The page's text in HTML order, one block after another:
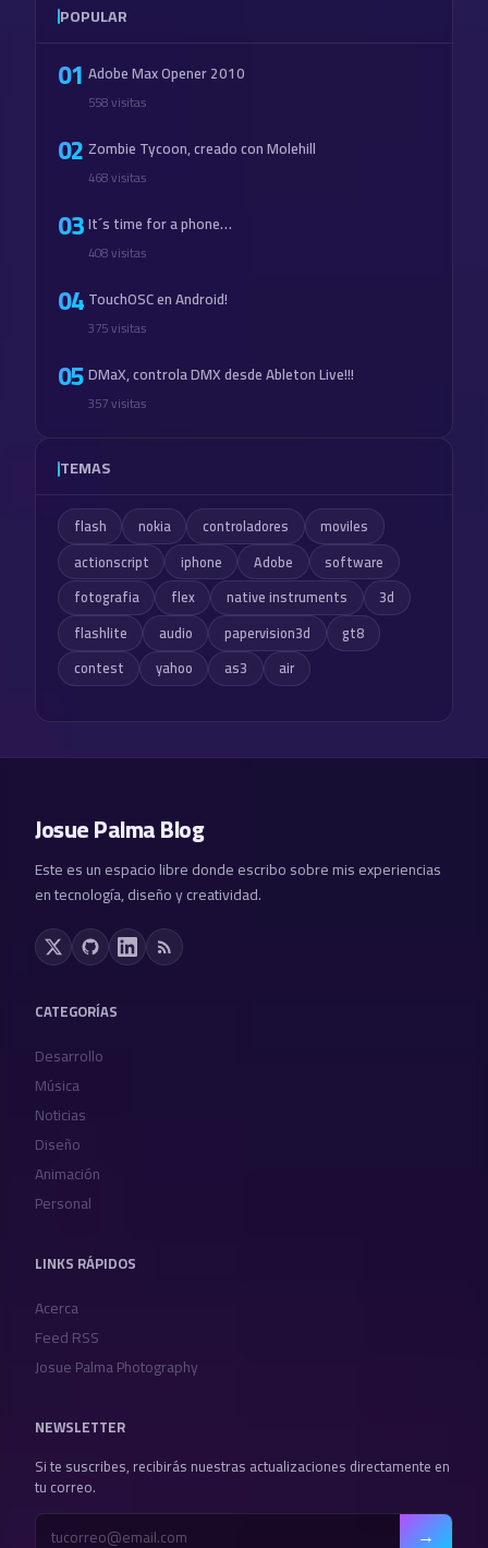
POPULAR
01 Adobe Max Opener 2010
558 visitas
02Zombie Tycoon, creado con Molehill
468 visitas
03It´s time for a phone…
408 visitas
04TouchOSC en Android!
375 visitas
05DMaX, controla DMX desde Ableton Live!!!
357 visitas
TEMAS
flash nokia controladores
moviles
actionscript
iphone Adobe
software
fotografia
flex native instruments
3d
flashlite
audio papervision3d
gt8
contest
yahoo as3 air
Josue Palma Blog
Este es un espacio libre donde escribo sobre mis experiencias
en tecnología, diseño y creatividad.
CATEGORÍAS
Desarrollo
Música
Noticias
Diseño
Animación
Personal
LINKS RÁPIDOS
Acerca
Feed RSS
Josue Palma Photography
NEWSLETTER
Si te suscribes, recibirás nuestras actualizaciones directamente en
tu correo.
→